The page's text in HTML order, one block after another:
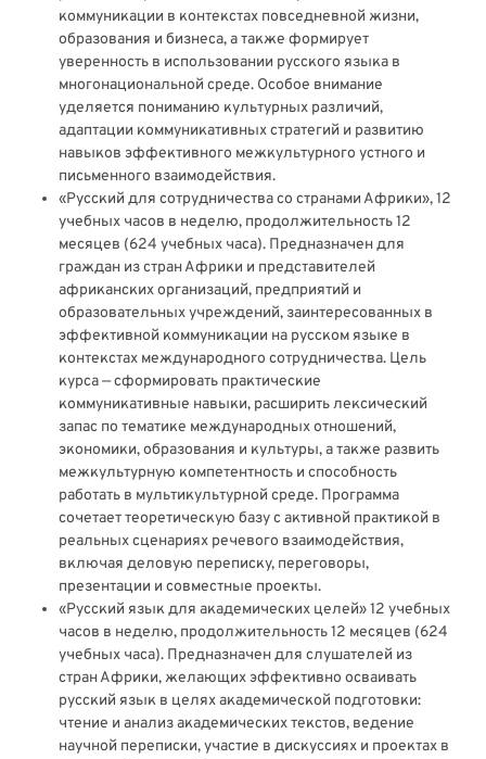
коммуникации в контекстах повседневной жизни,
образования и бизнеса, а также формирует
уверенность в использовании русского языка в
многонациональной среде. Особое внимание
уделяется пониманию культурных различий,
адаптации коммуникативных стратегий и развитию
навыков эффективного межкультурного устного и
письменного взаимодействия.
«Русский для сотрудничества со странами Африки», 12
учебных часов в неделю, продолжительность 12
месяцев (624 учебных часа). Предназначен для
граждан из стран Африки и представителей
африканских организаций, предприятий и
образовательных учреждений, заинтересованных в
эффективной коммуникации на русском языке в
контекстах международного сотрудничества. Цель
курса — сформировать практические
коммуникативные навыки, расширить лексический
запас по тематике международных отношений,
экономики, образования и культуры, а также развить
межкультурную компетентность и способность
работать в мультикультурной среде. Программа
сочетает теоретическую базу с активной практикой в
реальных сценариях речевого взаимодействия,
включая деловую переписку, переговоры,
презентации и совместные проекты.
«Русский язык для академических целей» 12 учебных
часов в неделю, продолжительность 12 месяцев (624
учебных часа). Предназначен для слушателей из
стран Африки, желающих эффективно осваивать
русский язык в целях академической подготовки:
чтение и анализ академических текстов, ведение
научной переписки, участие в дискуссиях и проектах в